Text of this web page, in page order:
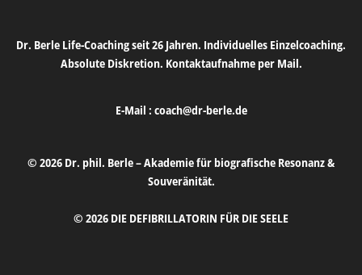
Dr. Berle Life-Coaching seit 26 Jahren. Individuelles Einzelcoaching.
Absolute Diskretion. Kontaktaufnahme per Mail.
E-Mail : coach@dr-berle.de
© 2026 Dr. phil. Berle – Akademie für biografische Resonanz &
Souveränität.
© 2026 DIE DEFIBRILLATORIN FÜR DIE SEELE